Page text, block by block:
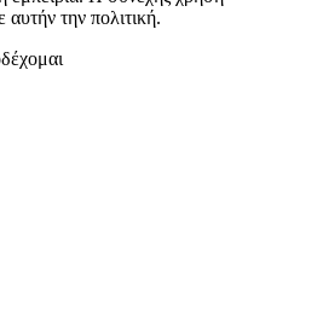
την πολιτική.